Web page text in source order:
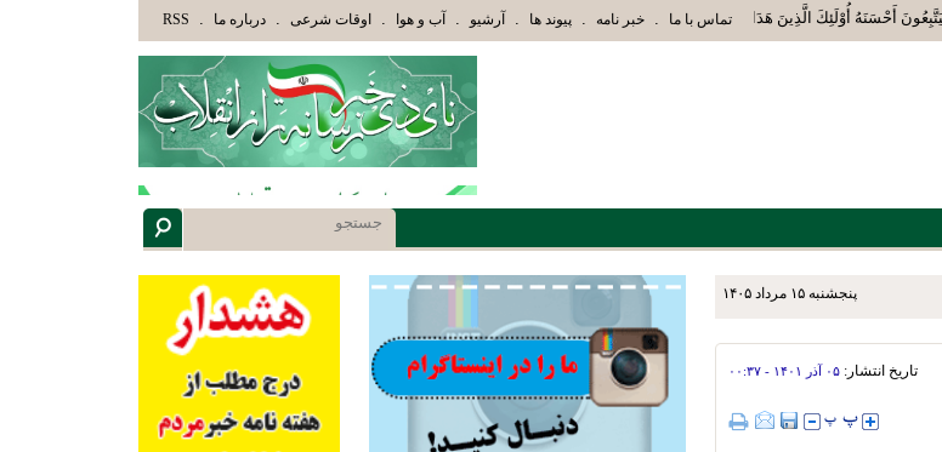
أَحْسَنَهُ أُوْلَئِكَ الَّذِينَ هَدَاهُمُ اللَّهُ وَأُوْلَئِكَ هُمْ أُوْلُوا الْأَلْبَابِ» عاقلان هدایت یافته،حرفها را میشنوند و سپس بهترین را انتخاب میکنند(سوره مبارکه
تماس با ما . خبر نامه . پیوند ها . آرشیو . آب و هوا . اوقات شرعی . درباره ما .
RSS
پنجشنبه ۱۵ مرداد ۱۴۰۵
تاریخ انتشار: ۰۵ آذر ۱۴۰۱ - ۰۰:۳۷